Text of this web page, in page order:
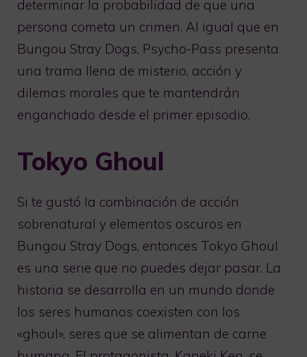
determinar la probabilidad de que una
persona cometa un crimen. Al igual que en
Bungou Stray Dogs, Psycho-Pass presenta
una trama llena de misterio, acción y
dilemas morales que te mantendrán
enganchado desde el primer episodio.
Tokyo Ghoul
Si te gustó la combinación de acción
sobrenatural y elementos oscuros en
Bungou Stray Dogs, entonces Tokyo Ghoul
es una serie que no puedes dejar pasar. La
historia se desarrolla en un mundo donde
los seres humanos coexisten con los
«ghoul», seres que se alimentan de carne